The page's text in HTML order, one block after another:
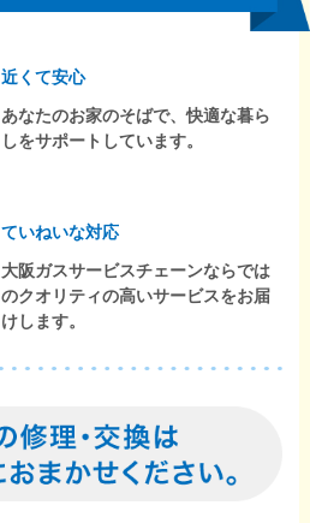
近くて安心
あなたのお家のそばで、快適な暮ら
しをサポートしています。
ていねいな対応
大阪ガスサービスチェーンならでは
のクオリティの高いサービスをお届
けします。